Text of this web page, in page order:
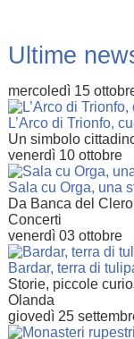
Ultime
mercoledì 15
L’Arco di Trionfo,
Un simbolo
venerdì 10 ottobre
Sala cu Orga, una
Da Banca del
Concerti
venerdì 03 ottobre
Bardar, terra di
Storie, piccole
Olanda
giovedì 25